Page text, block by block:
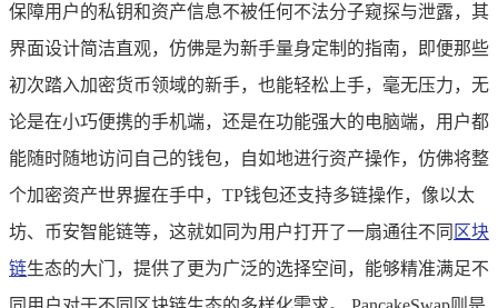
保障用户的私钥和资产信息不被任何不法分子窥探与泄露，其
界面设计简洁直观，仿佛是为新手量身定制的指南，即便那些
初次踏入加密货币领域的新手，也能轻松上手，毫无压力，无
论是在小巧便携的手机端，还是在功能强大的电脑端，用户都
能随时随地访问自己的钱包，自如地进行资产操作，仿佛将整
个加密资产世界握在手中，TP钱包还支持多链操作，像以太
坊、币安智能链等，这就如同为用户打开了一扇通往不同 区块
链生态的大门，提供了更为广泛的选择空间，能够精准满足不